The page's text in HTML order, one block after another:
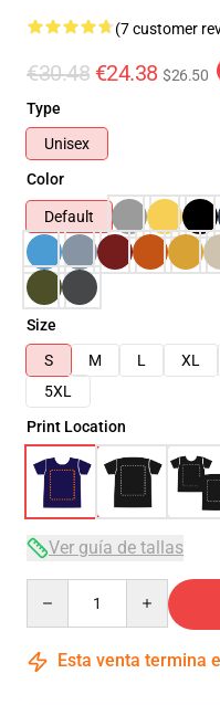
(7 customer
€30.48 €24.38 $26.50
Type
Unisex
Color
Default
Size
S
M L XL
5XL
Print Location
Ver guía de tallas
Esta venta termina